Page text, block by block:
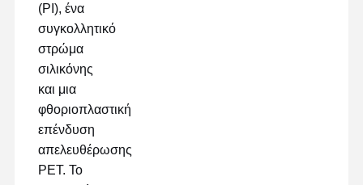
(PI), ένα
συγκολλητικό
στρώμα
σιλικόνης
και μια
φθοριοπλαστική
επένδυση
απελευθέρωσης
PET. Το